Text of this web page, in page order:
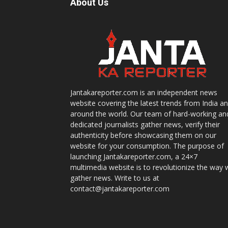
About Us
Jantakareporter.com is an independent news
website covering the latest trends from India
around the world. Our team of hard-working
dedicated journalists gather news, verify their
authenticity before showcasing them on our
website for your consumption. The purpose of
launching Jantakareporter.com, a 24×7
multimedia website is to revolutionize the way
gather news. Write to us at
contact@jantakareporter.com